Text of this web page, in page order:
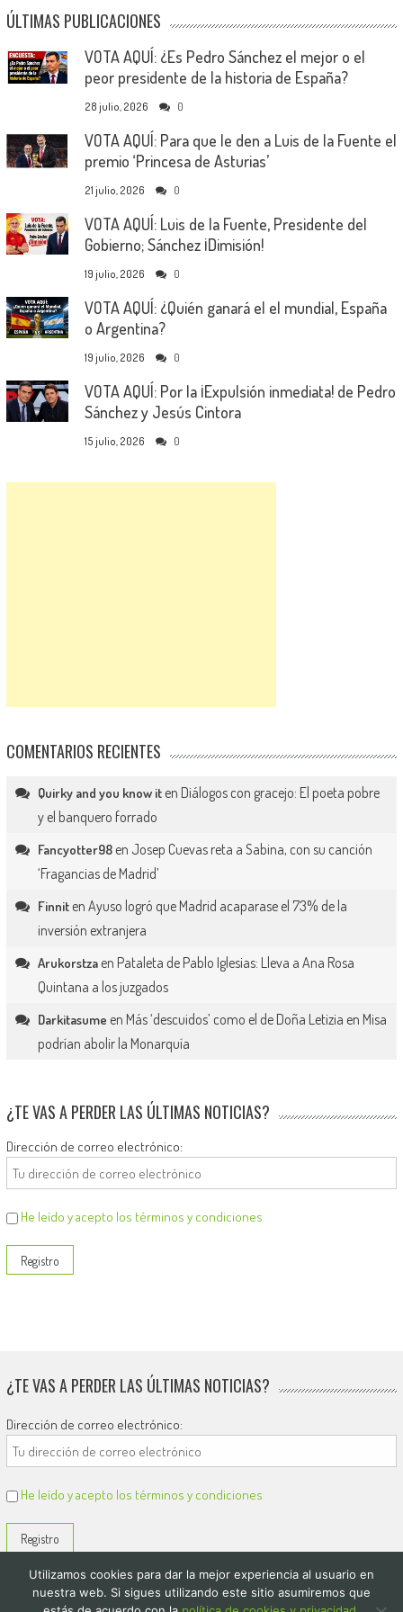
ÚLTIMAS PUBLICACIONES
VOTA AQUÍ: ¿Es Pedro Sánchez el mejor o el
peor presidente de la historia de España?
28 julio, 2026 0
VOTA AQUÍ: Para que le den a Luis de la Fuente el
premio ‘Princesa de Asturias’
21 julio, 2026 0
VOTA AQUÍ: Luis de la Fuente, Presidente del
Gobierno; Sánchez ¡Dimisión!
19 julio, 2026 0
VOTA AQUÍ: ¿Quién ganará el el mundial, España
o Argentina?
19 julio, 2026 0
VOTA AQUÍ: Por la ¡Expulsión inmediata! de Pedro
Sánchez y Jesús Cintora
15 julio, 2026 0
COMENTARIOS RECIENTES
Quirky and you know iten Diálogos con gracejo: El poeta pobre
y el banquero forrado
Fancyotter98en Josep Cuevas reta a Sabina, con su canción
‘Fragancias de Madrid’
Finniten Ayuso logró que Madrid acaparase el 73% de la
inversión extranjera
Arukorstzaen Pataleta de Pablo Iglesias: Lleva a Ana Rosa
Quintana a los juzgados
Darkitasume en Más ‘descuidos’ como el de Doña Letizia en Misa
podrían abolir la Monarquía
¿TE VAS A PERDER LAS ÚLTIMAS NOTICIAS?
Dirección de correo electrónico:
He leído y acepto los términos y condiciones
¿TE VAS A PERDER LAS ÚLTIMAS NOTICIAS?
Dirección de correo electrónico:
He leído y acepto los términos y condiciones
Utilizamos cookies para dar la mejor experiencia al usuario en
nuestra web. Si sigues utilizando este sitio asumiremos que